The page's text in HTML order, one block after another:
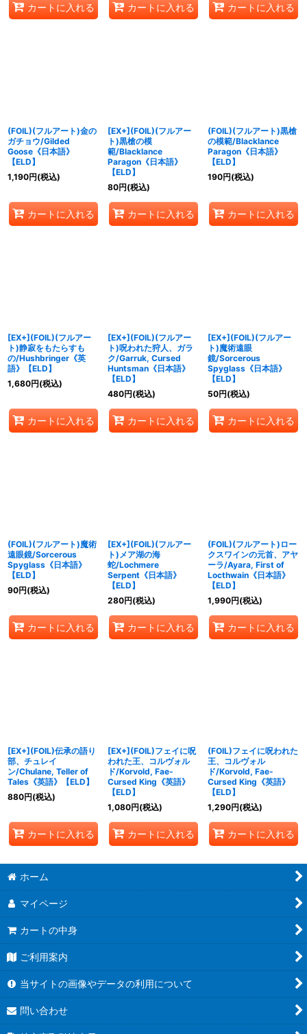
カートに入れる カートに入れる カートに入れる
(FOIL)(フルアート)金の
ガチョウ/Gilded
Goose《日本語》
【ELD】
1,190円(税込)
カートに入れる
[EX+](FOIL)(フルアー
ト)黒槍の模
範/Blacklance
Paragon《日本語》
【ELD】
80円(税込)
カートに入れる
(FOIL)(フルアート)黒槍
の模範/Blacklance
Paragon《日本語》
【ELD】
190円(税込)
カートに入れる
[EX+](FOIL)(フルアー
ト)静寂をもたらすも
の/Hushbringer《英
語》【ELD】
1,680円(税込)
カートに入れる
[EX+](FOIL)(フルアー
ト)呪われた狩人、ガラ
ク/Garruk, Cursed
Huntsman《日本語》
【ELD】
480円(税込)
カートに入れる
[EX+](FOIL)(フルアー
ト)魔術遠眼
鏡/Sorcerous
Spyglass《日本語》
【ELD】
50円(税込)
カートに入れる
(FOIL)(フルアート)魔術
遠眼鏡/Sorcerous
Spyglass《日本語》
【ELD】
90円(税込)
カートに入れる
[EX+](FOIL)(フルアー
ト)メア湖の海
蛇/Lochmere
Serpent《日本語》
【ELD】
280円(税込)
カートに入れる
(FOIL)(フルアート)ロー
クスワインの元首、アヤ
ーラ/Ayara, First of
Locthwain《日本語》
【ELD】
1,990円(税込)
カートに入れる
[EX+](FOIL)伝承の語り
部、チュレイ
ン/Chulane, Teller of
Tales《英語》【ELD】
880円(税込)
カートに入れる
[EX+](FOIL)フェイに呪
われた王、コルヴォル
ド/Korvold, Fae-
Cursed King《英語》
【ELD】
1,080円(税込)
カートに入れる
(FOIL)フェイに呪われた
王、コルヴォル
ド/Korvold, Fae-
Cursed King《英語》
【ELD】
1,290円(税込)
カートに入れる
ホーム
マイページ
カートの中身
ご利用案内
当サイトの画像やデータの利用について
問い合わせ